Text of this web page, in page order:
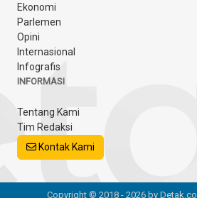
Ekonomi
Parlemen
Opini
Internasional
Infografis
INFORMASI
Tentang Kami
Tim Redaksi
Kontak Kami
Copyright © 2018 - 2026 by